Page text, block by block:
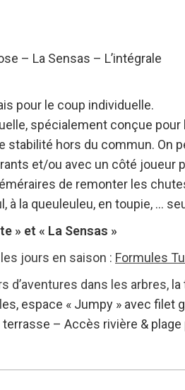
– La Sensas – L’intégrale
pour le coup individuelle.
spécialement conçue pour
stabilité hors du commun. On
et/ou avec un côté joueur
de remonter les
à la queuleuleu, en toupie, …
» et « La Sensas »
jours en saison : Formules
d’aventures dans les arbres,
espace « Jumpy » avec filet
– Accès rivière & plage